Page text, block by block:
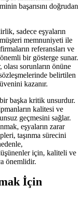
başarısını doğrudan
sadece eşyaların
müşteri memnuniyeti ile
referansları ve
bir gösterge sunar.
olası sorunların önüne
belirtilen
kazanır.
başka kritik unsurdur.
kalitesi ve
geçmesini sağlar.
eşyaların zarar
taşınma sürecini
için, kaliteli ve
önemlidir.
İçin